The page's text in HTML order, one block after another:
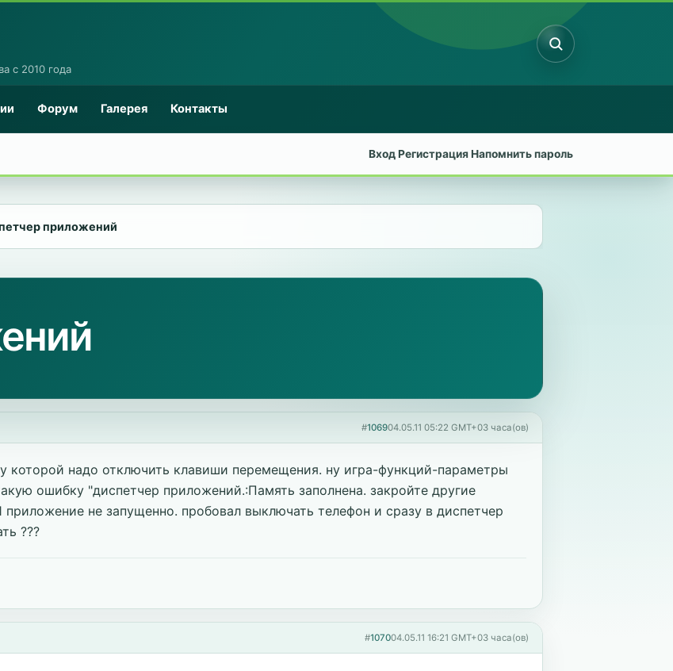
с 2010 года
Поиск
Форум Галерея Контакты
Вход Регистрация Напомнить пароль
приложений
#106904.05.11 05:22 GMT+03 часа(ов)
которой надо отключить клавиши перемещения. ну игра-функций-параметры
ошибку "диспетчер приложений.:Память заполнена. закройте другие
приложение не запущенно. пробовал выключать телефон и сразу в диспетчер
???
#107004.05.11 16:21 GMT+03 часа(ов)